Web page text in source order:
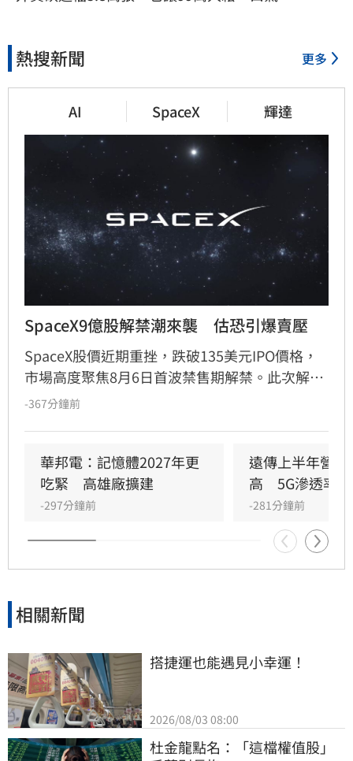
熱搜新聞 更多
AI SpaceX 輝達
SpaceX9億股解禁潮來襲　估恐引爆賣壓
SpaceX股價近期重挫，跌破135美元IPO價格，
市場高度聚焦8月6日首波禁售期解禁。此次解禁
預計將釋放約9.12億股，使公開流通股數翻倍。
部分長期信仰者看好前景，但隨著禁售條款分批
解禁，市場預期短期內拋售潮將持續衝擊股價。
-367分鐘前
華邦電：記憶體2027年更
吃緊　高雄廠擴建
-297分鐘前
遠傳上半年營收
高　5G滲透率
-281分鐘前
相關新聞
搭捷運也能遇見小幸運！
2026/08/03 08:00
杜金龍點名：「這檔權值股」